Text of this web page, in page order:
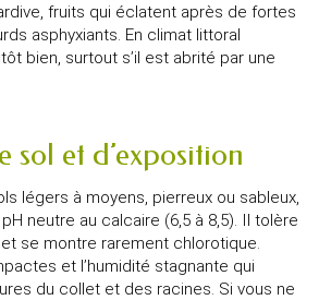
fruits qui éclatent après de fortes
asphyxiants. En climat littoral
bien, surtout s’il est abrité par une
sol et d’exposition
légers à moyens, pierreux ou sableux,
neutre au calcaire (6,5 à 8,5). Il tolère
se montre rarement chlorotique.
et l’humidité stagnante qui
du collet et des racines. Si vous ne